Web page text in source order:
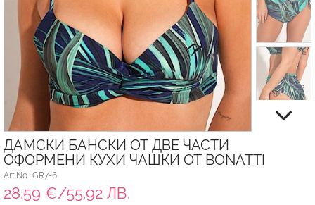
ДАМСКИ БАНСКИ ОТ ДВЕ ЧАСТИ
ОФОРМЕНИ КУХИ ЧАШКИ ОТ BONATTI
Art.No.: GR7-6
28.59 €/55.92 ЛВ.